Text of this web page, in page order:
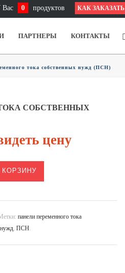
Вас 0 продуктов КАК ЗАКАЗАТЬ
ПАРТНЕРЫ КОНТАКТЫ
тока собственных нужд (ПСН)
СОБСТВЕННЫХ
цену
панели переменного тока
нужд,ПСН.